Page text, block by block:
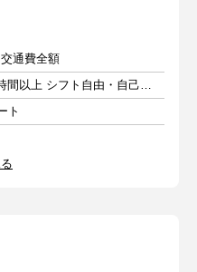
通費全額
週1日以上 1日3時間以上 シフト自由・自己申告
ト